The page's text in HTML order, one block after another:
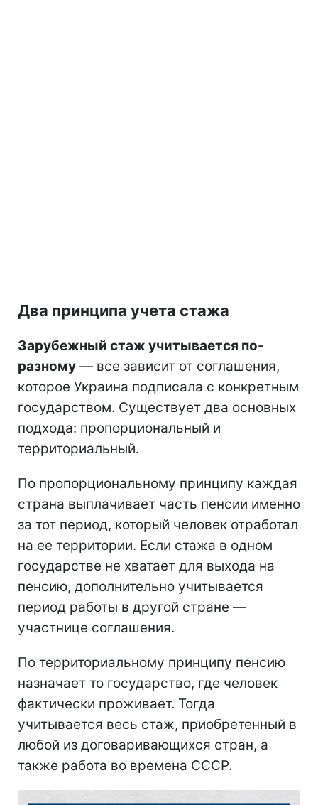
Два принципа учета стажа
Зарубежный стаж учитывается по-
разному — все зависит от соглашения,
которое Украина подписала с конкретным
государством. Существует два основных
подхода: пропорциональный и
территориальный.
По пропорциональному принципу каждая
страна выплачивает часть пенсии именно
за тот период, который человек отработал
на ее территории. Если стажа в одном
государстве не хватает для выхода на
пенсию, дополнительно учитывается
период работы в другой стране —
участнице соглашения.
По территориальному принципу пенсию
назначает то государство, где человек
фактически проживает. Тогда
учитывается весь стаж, приобретенный в
любой из договаривающихся стран, а
также работа во времена СССР.